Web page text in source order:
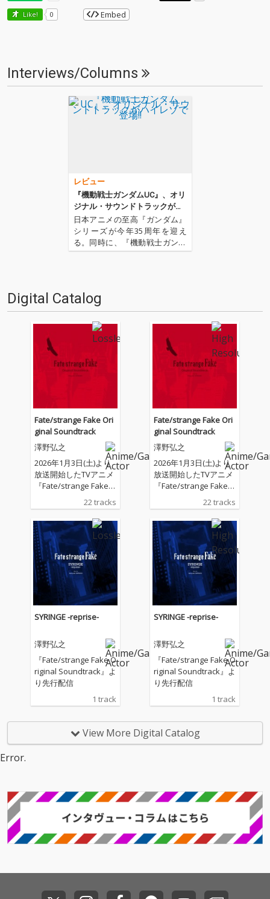
Like! 0 Embed
Interviews/Columns
レビュー
『機動戦士ガンダムUC』、オリ
ジナル・サウンドトラックがハ
イレゾで登場!!
日本アニメの至高『ガンダム』
シリーズが今年35周年を迎え
る。同時に、『機動戦士ガンダ
ムUC』の最終章となるepisode
する。この2つのアニヴァーサ
リーを祝して…
Digital Catalog
Fate/strange Fake Ori
ginal Soundtrack
澤野弘之
2026年1月3日(土)より
放送開始したTVアニメ
『Fate/strange Fake』
のOriginal Soundtrac
k。澤野弘之による珠
玉の劇伴22曲を収録。
22 tracks
Fate/strange Fake Ori
ginal Soundtrack
澤野弘之
2026年1月3日(土)より
放送開始したTVアニメ
『Fate/strange Fake』
のOriginal Soundtrac
k。澤野弘之による珠
玉の劇伴22曲を収録。
22 tracks
SYRINGE -reprise-
澤野弘之
『Fate/strange Fake O
riginal Soundtrack』よ
り先行配信
1 track
SYRINGE -reprise-
澤野弘之
『Fate/strange Fake O
riginal Soundtrack』よ
り先行配信
1 track
View More Digital Catalog
Error.